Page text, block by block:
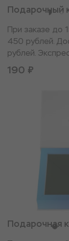
Подарочный
При заказе до
450 рублей.
рублей.
190 ₽
Подарочная